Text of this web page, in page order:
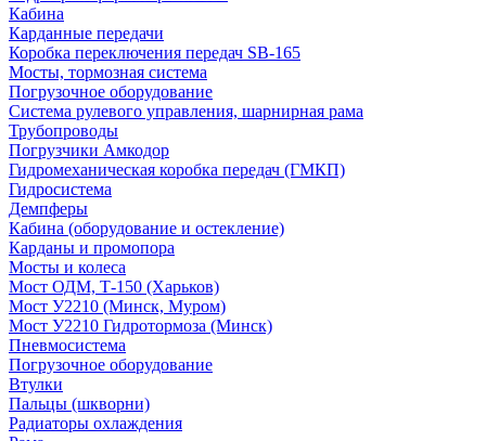
Кабина
Карданные передачи
Коробка переключения передач SB-165
Мосты, тормозная система
Погрузочное оборудование
Система рулевого управления, шарнирная рама
Трубопроводы
Погрузчики Амкодор
Гидромеханическая коробка передач (ГМКП)
Гидросистема
Демпферы
Кабина (оборудование и остекление)
Карданы и промопора
Мосты и колеса
Мост ОДМ, Т-150 (Харьков)
Мост У2210 (Минск, Муром)
Мост У2210 Гидротормоза (Минск)
Пневмосистема
Погрузочное оборудование
Втулки
Пальцы (шкворни)
Радиаторы охлаждения